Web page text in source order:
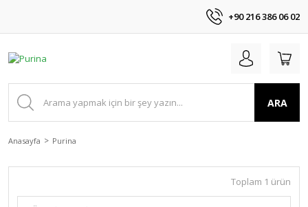
+90 216 386 06 02
ARA
Anasayfa Purina
Toplam 1 ürün